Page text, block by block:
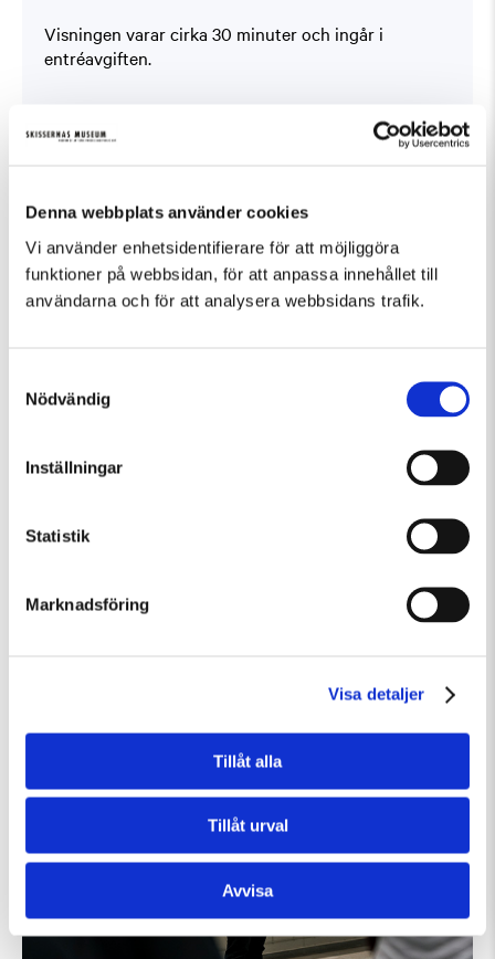
Denna webbplats använder cookies
Vi använder enhetsidentifierare för att möjliggöra
funktioner på webbsidan, för att anpassa innehållet till
användarna och för att analysera webbsidans trafik.
Nödvändig
Inställningar
Statistik
Marknadsföring
Visa detaljer
Tillåt alla
Tillåt urval
Avvisa
Visningen varar cirka 30 minuter och ingår i
entréavgiften.
Similar events in Guided Tours, Temporary
Guidad visning: Public Domain